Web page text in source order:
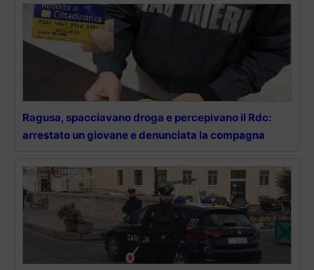
Ragusa, spacciavano droga e percepivano il Rdc:
arrestato un giovane e denunciata la compagna